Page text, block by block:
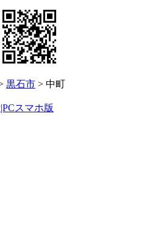
黒石市 > 中町
スマホ版